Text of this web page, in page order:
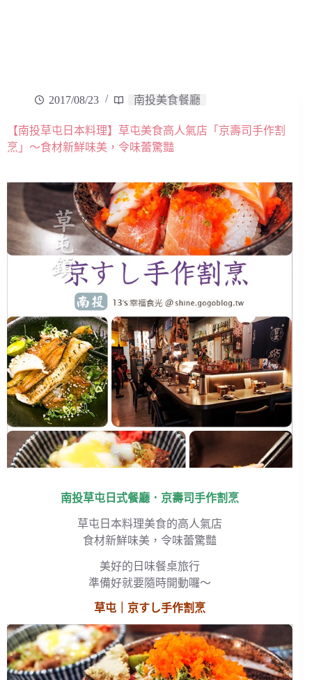
2017/08/23 南投美食餐廳
【南投草屯日本料理】草屯美食高人氣店「京壽司手作割
烹」～食材新鮮味美，令味蕾驚豔
南投草屯日式餐廳．京壽司手作割烹
草屯日本料理美食的高人氣店
食材新鮮味美，令味蕾驚豔
美好的日味餐桌旅行
準備好就要隨時開動囉～
草屯｜京すし手作割烹